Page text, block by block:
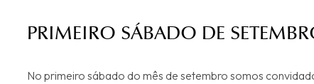
PRIMEIRO SÁBADO DE
No primeiro sábado do mês de setembro somos